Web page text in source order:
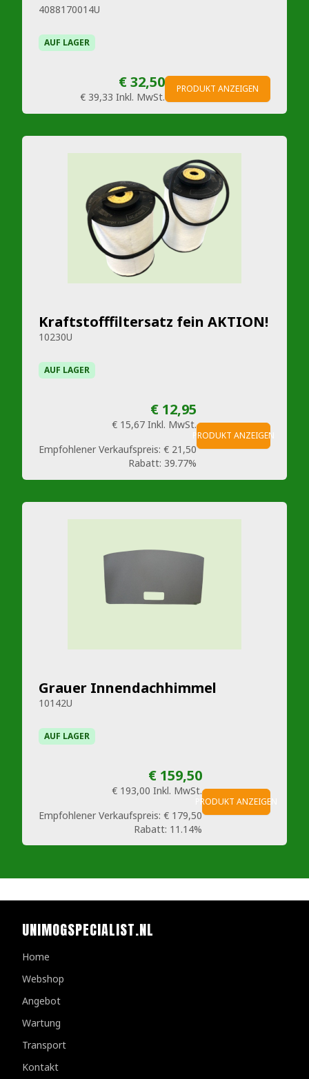
4088170014U
AUF LAGER
€ 32,50
€ 39,33 Inkl. MwSt.
PRODUKT ANZEIGEN
Kraftstofffiltersatz fein AKTION!
10230U
AUF LAGER
€ 12,95
€ 15,67 Inkl. MwSt.
Empfohlener Verkaufspreis: € 21,50
Rabatt: 39.77%
PRODUKT ANZEIGEN
Grauer Innendachhimmel
10142U
AUF LAGER
€ 159,50
€ 193,00 Inkl. MwSt.
Empfohlener Verkaufspreis: € 179,50
Rabatt: 11.14%
PRODUKT ANZEIGEN
UNIMOGSPECIALIST.NL
Home
Webshop
Angebot
Wartung
Transport
Kontakt